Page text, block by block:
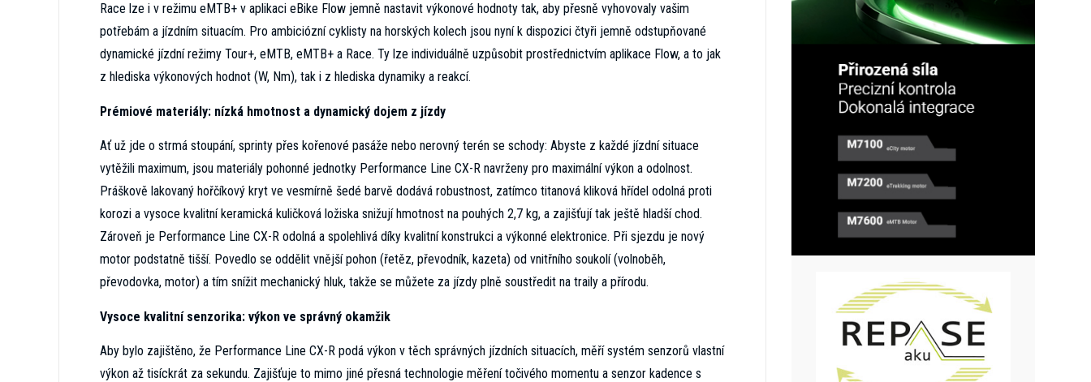
Race lze i v režimu eMTB+ v aplikaci eBike Flow jemně nastavit výkonové hodnoty tak, aby přesně vyhovovaly vašim
potřebám a jízdním situacím. Pro ambiciózní cyklisty na horských kolech jsou nyní k dispozici čtyři jemně odstupňované
dynamické jízdní režimy Tour+, eMTB, eMTB+ a Race. Ty lze individuálně uzpůsobit prostřednictvím aplikace Flow, a to jak
z hlediska výkonových hodnot (W, Nm), tak i z hlediska dynamiky a reakcí.
Prémiové materiály: nízká hmotnost a dynamický dojem z jízdy
Ať už jde o strmá stoupání, sprinty přes kořenové pasáže nebo nerovný terén se schody: Abyste z každé jízdní situace
vytěžili maximum, jsou materiály pohonné jednotky Performance Line CX-R navrženy pro maximální výkon a odolnost.
Práškově lakovaný hořčíkový kryt ve vesmírně šedé barvě dodává robustnost, zatímco titanová kliková hřídel odolná proti
korozi a vysoce kvalitní keramická kuličková ložiska snižují hmotnost na pouhých 2,7 kg, a zajišťují tak ještě hladší chod.
Zároveň je Performance Line CX-R odolná a spolehlivá díky kvalitní konstrukci a výkonné elektronice. Při sjezdu je nový
motor podstatně tišší. Povedlo se oddělit vnější pohon (řetěz, převodník, kazeta) od vnitřního soukolí (volnoběh,
převodovka, motor) a tím snížit mechanický hluk, takže se můžete za jízdy plně soustředit na traily a přírodu.
Vysoce kvalitní senzorika: výkon ve správný okamžik
Aby bylo zajištěno, že Performance Line CX-R podá výkon v těch správných jízdních situacích, měří systém senzorů vlastní
výkon až tisíckrát za sekundu. Zajišťuje to mimo jiné přesná technologie měření točivého momentu a senzor kadence s